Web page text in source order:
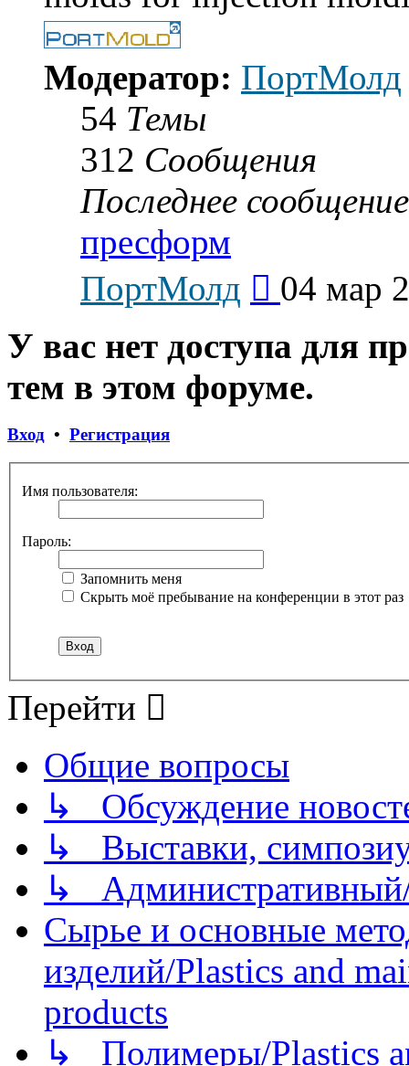
Модератор: ПортМолд
54 Темы
312 Сообщения
Последнее сообщение
пресформ
ПортМолд
последнему
04 мар
У вас нет доступа для
тем в этом форуме.
Вход • Регистрация
Имя пользователя:
Пароль:
Запомнить меня
Скрыть моё пребывание на конференции в этот раз
Перейти
Общие вопросы
↳ Обсуждение
↳ Выставки,
↳
Сырье и основные
изделий/Plastics and
products
↳ Полимеры/Plastics